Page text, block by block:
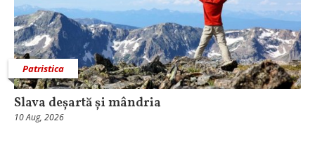
Patristica
Slava deșartă și mândria
10 Aug, 2026